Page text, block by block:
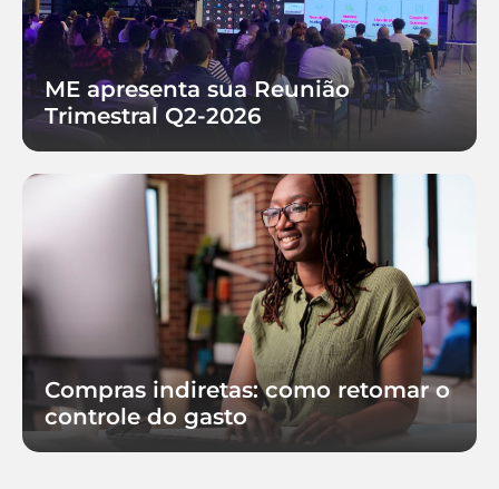
ME apresenta sua Reunião
Trimestral Q2-2026
Compras indiretas: como retomar o
controle do gasto